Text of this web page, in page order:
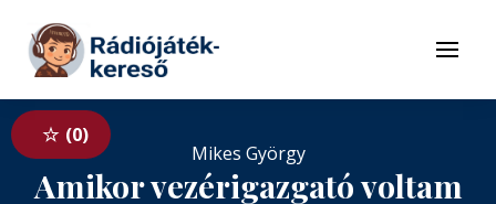
Tovább a tartalomhoz
Menü
0
Mikes György
Amikor vezérigazgató voltam